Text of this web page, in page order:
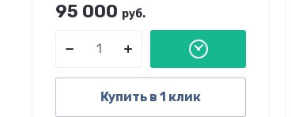
95 000 руб.
Купить в 1 клик